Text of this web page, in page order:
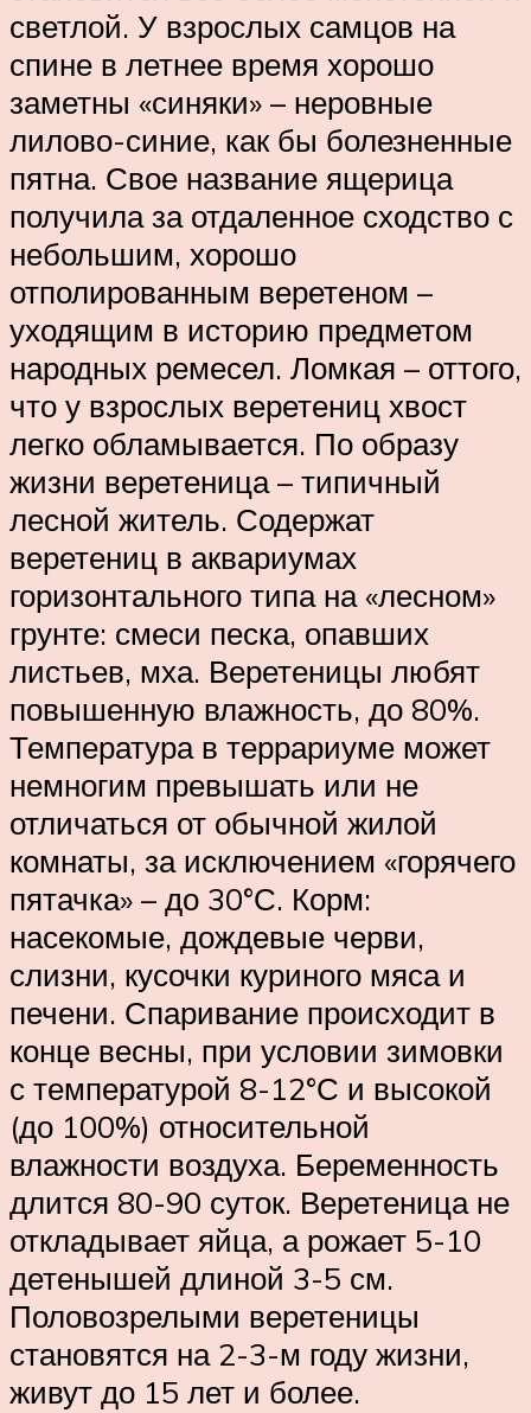
светлой. У взрослых самцов на
спине в летнее время хорошо
заметны «синяки» – неровные
лилово-синие, как бы болезненные
пятна. Свое название ящерица
получила за отдаленное сходство с
небольшим, хорошо
отполированным веретеном –
уходящим в историю предметом
народных ремесел. Ломкая – оттого,
что у взрослых веретениц хвост
легко обламывается. По образу
жизни веретеница – типичный
лесной житель. Содержат
веретениц в аквариумах
горизонтального типа на «лесном»
грунте: смеси песка, опавших
листьев, мха. Веретеницы любят
повышенную влажность, до 80%.
Температура в террариуме может
немногим превышать или не
отличаться от обычной жилой
комнаты, за исключением «горячего
пятачка» – до 30°С. Корм:
насекомые, дождевые черви,
слизни, кусочки куриного мяса и
печени. Спаривание происходит в
конце весны, при условии зимовки
с температурой 8-12°С и высокой
(до 100%) относительной
влажности воздуха. Беременность
длится 80-90 суток. Веретеница не
откладывает яйца, а рожает 5-10
детенышей длиной 3-5 см.
Половозрелыми веретеницы
становятся на 2-3-м году жизни,
живут до 15 лет и более.